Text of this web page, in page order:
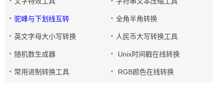
驼峰与下划线互转 全角半角转换
英文字母大小写转换 人民币大写转换工具
随机数生成器 Unix时间戳在线转换
常用进制转换工具 RGB颜色在线转换